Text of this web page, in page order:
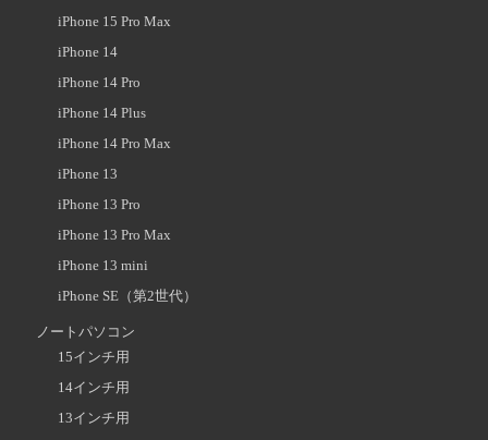
iPhone 15 Pro Max
iPhone 14
iPhone 14 Pro
iPhone 14 Plus
iPhone 14 Pro Max
iPhone 13
iPhone 13 Pro
iPhone 13 Pro Max
iPhone 13 mini
iPhone SE（第2世代）
ノートパソコン
15インチ用
14インチ用
13インチ用